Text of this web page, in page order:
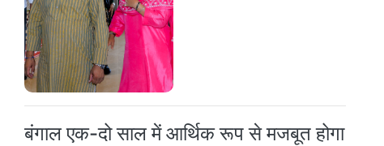
बंगाल एक-दो साल में आर्थिक रूप से मजबूत होगा